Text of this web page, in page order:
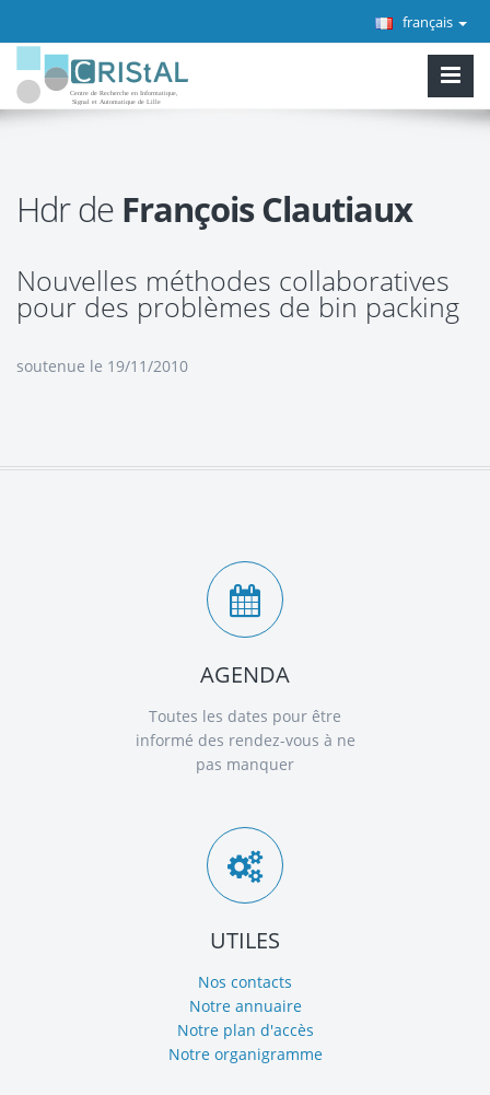
français
Hdr de François Clautiaux
Nouvelles méthodes collaboratives
pour des problèmes de bin packing
soutenue le 19/11/2010
AGENDA
Toutes les dates pour être
informé des rendez-vous à ne
pas manquer
UTILES
Nos contacts
Notre annuaire
Notre plan d'accès
Notre organigramme